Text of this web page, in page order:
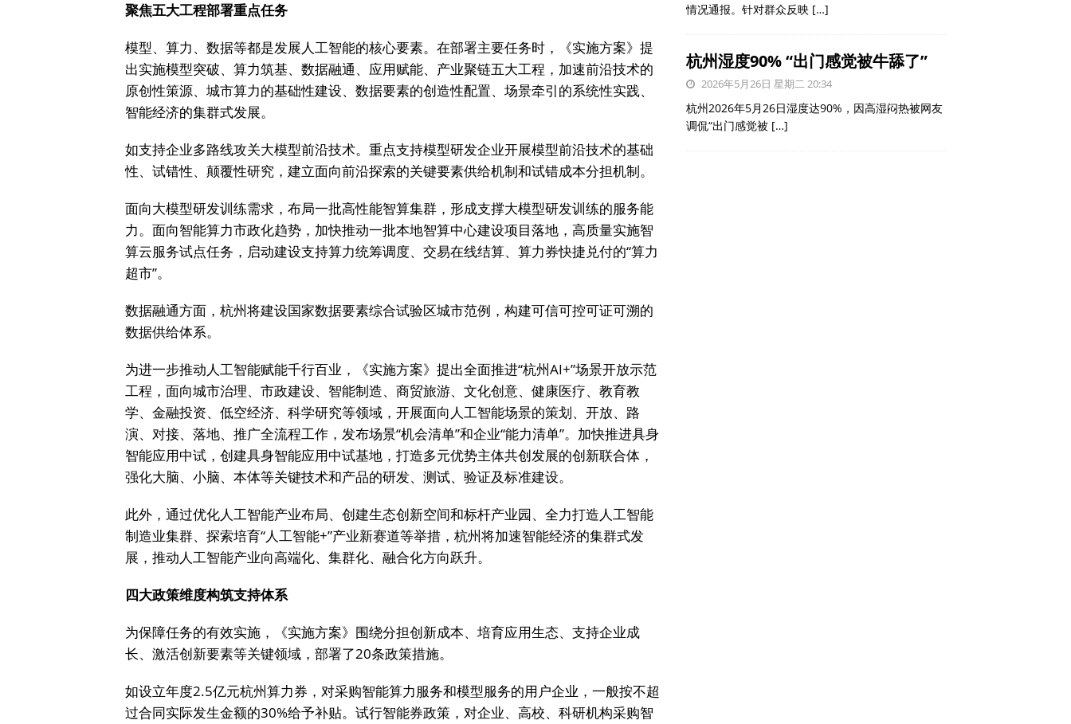
聚焦五大工程部署重点任务
模型、算力、数据等都是发展人工智能的核心要素。在部署主要任务时，《实施方案》提
出实施模型突破、算力筑基、数据融通、应用赋能、产业聚链五大工程，加速前沿技术的
原创性策源、城市算力的基础性建设、数据要素的创造性配置、场景牵引的系统性实践、
智能经济的集群式发展。
如支持企业多路线攻关大模型前沿技术。重点支持模型研发企业开展模型前沿技术的基础
性、试错性、颠覆性研究，建立面向前沿探索的关键要素供给机制和试错成本分担机制。
面向大模型研发训练需求，布局一批高性能智算集群，形成支撑大模型研发训练的服务能
力。面向智能算力市政化趋势，加快推动一批本地智算中心建设项目落地，高质量实施智
算云服务试点任务，启动建设支持算力统筹调度、交易在线结算、算力券快捷兑付的“算力
超市”。
数据融通方面，杭州将建设国家数据要素综合试验区城市范例，构建可信可控可证可溯的
数据供给体系。
为进一步推动人工智能赋能千行百业，《实施方案》提出全面推进“杭州AI+”场景开放示范
工程，面向城市治理、市政建设、智能制造、商贸旅游、文化创意、健康医疗、教育教
学、金融投资、低空经济、科学研究等领域，开展面向人工智能场景的策划、开放、路
演、对接、落地、推广全流程工作，发布场景“机会清单”和企业“能力清单”。加快推进具身
智能应用中试，创建具身智能应用中试基地，打造多元优势主体共创发展的创新联合体，
强化大脑、小脑、本体等关键技术和产品的研发、测试、验证及标准建设。
此外，通过优化人工智能产业布局、创建生态创新空间和标杆产业园、全力打造人工智能
制造业集群、探索培育“人工智能+”产业新赛道等举措，杭州将加速智能经济的集群式发
展，推动人工智能产业向高端化、集群化、融合化方向跃升。
四大政策维度构筑支持体系
为保障任务的有效实施，《实施方案》围绕分担创新成本、培育应用生态、支持企业成
长、激活创新要素等关键领域，部署了20条政策措施。
如设立年度2.5亿元杭州算力券，对采购智能算力服务和模型服务的用户企业，一般按不超
过合同实际发生金额的30%给予补贴。试行智能券政策，对企业、高校、科研机构采购智
情况通报。针对群众反映 […]
杭州湿度90% “出门感觉被牛舔了”
2026年5月26日 星期二 20:34
杭州2026年5月26日湿度达90%，因高湿闷热被网友
调侃“出门感觉被 […]